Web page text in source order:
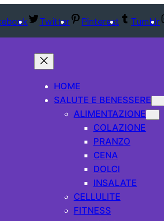
Twitter Pinterest Tumblr
HOME
SALUTE E BENESSERE
ALIMENTAZIONE
COLAZIONE
PRANZO
CENA
DOLCI
INSALATE
CELLULITE
FITNESS